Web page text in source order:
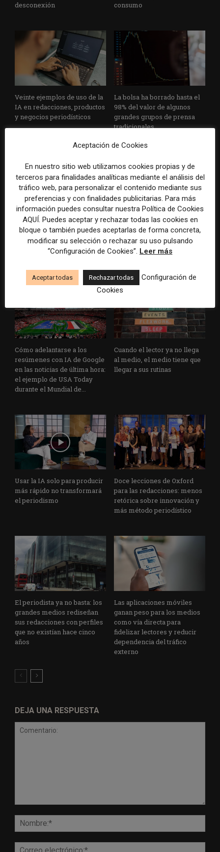
desconexión
consumo
Veinte ejemplos de uso de la
IA en redacciones, productos
y negocios periodísticos
La bolsa ha borrado hasta el
98% del valor de algunos
grandes grupos de prensa
tradicionales
Los medios tienen audiencia,
pero no siempre comunidad:
cómo activar a los lectores
que siguen las noticias en
El buzón como nueva
portada: la estrategia de los
medios para conquistar
ciudad a ciudad
Cómo adelantarse a los
resúmenes con IA de Google
en las noticias de última hora:
el ejemplo de USA Today
durante el Mundial de...
Cuando el lector ya no llega
al medio, el medio tiene que
llegar a sus rutinas
Usar la IA solo para producir
más rápido no transformará
el periodismo
Doce lecciones de Oxford
para las redacciones: menos
retórica sobre innovación y
más método periodístico
El periodista ya no basta: los
grandes medios rediseñan
sus redacciones con perfiles
que no existían hace cinco
años
Las aplicaciones móviles
ganan peso para los medios
como vía directa para
fidelizar lectores y reducir
dependencia del tráfico
externo
DEJA UNA RESPUESTA
Aceptación de Cookies
En nuestro sitio web utilizamos cookies propias y de
terceros para finalidades analíticas mediante el análisis del
tráfico web, para personalizar el contenido mediante sus
preferencias y con finalidades publicitarias. Para más
información puedes consultar nuestra Política de Cookies
AQUÍ. Puedes aceptar y rechazar todas las cookies en
bloque o también puedes aceptarlas de forma concreta,
modificar su selección o rechazar su uso pulsando
“Configuración de Cookies”. Leer más
Aceptar todas Rechazar todas
Configuración de
Cookies